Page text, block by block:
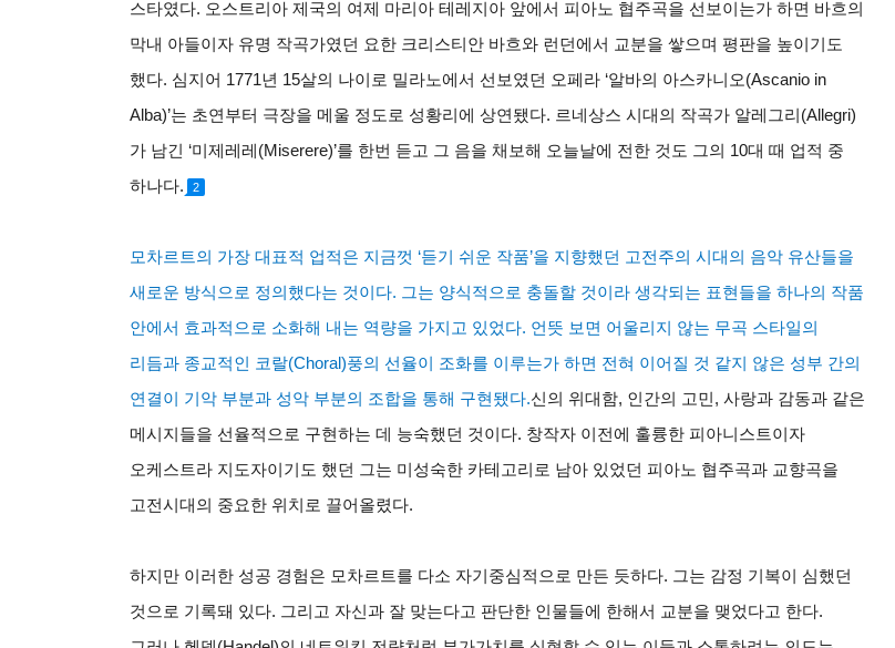
스타였다. 오스트리아 제국의 여제 마리아 테레지아 앞에서 피아노 협주곡을 선보이는가 하면 바흐의
막내 아들이자 유명 작곡가였던 요한 크리스티안 바흐와 런던에서 교분을 쌓으며 평판을 높이기도
했다. 심지어 1771년 15살의 나이로 밀라노에서 선보였던 오페라 ‘알바의 아스카니오(Ascanio in
Alba)’는 초연부터 극장을 메울 정도로 성황리에 상연됐다. 르네상스 시대의 작곡가 알레그리(Allegri)
가 남긴 ‘미제레레(Miserere)’를 한번 듣고 그 음을 채보해 오늘날에 전한 것도 그의 10대 때 업적 중
하나다.
2
모차르트의 가장 대표적 업적은 지금껏 ‘듣기 쉬운 작품’을 지향했던 고전주의 시대의 음악 유산들을
새로운 방식으로 정의했다는 것이다. 그는 양식적으로 충돌할 것이라 생각되는 표현들을 하나의 작품
안에서 효과적으로 소화해 내는 역량을 가지고 있었다. 언뜻 보면 어울리지 않는 무곡 스타일의
리듬과 종교적인 코랄(Choral)풍의 선율이 조화를 이루는가 하면 전혀 이어질 것 같지 않은 성부 간의
연결이 기악 부분과 성악 부분의 조합을 통해 구현됐다.신의 위대함, 인간의 고민, 사랑과 감동과 같은
메시지들을 선율적으로 구현하는 데 능숙했던 것이다. 창작자 이전에 훌륭한 피아니스트이자
오케스트라 지도자이기도 했던 그는 미성숙한 카테고리로 남아 있었던 피아노 협주곡과 교향곡을
고전시대의 중요한 위치로 끌어올렸다.
하지만 이러한 성공 경험은 모차르트를 다소 자기중심적으로 만든 듯하다. 그는 감정 기복이 심했던
것으로 기록돼 있다. 그리고 자신과 잘 맞는다고 판단한 인물들에 한해서 교분을 맺었다고 한다.